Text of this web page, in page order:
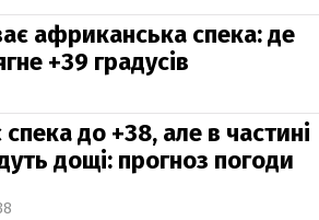
африканська спека: де
+39 градусів
до +38, але в частині
дощі: прогноз погоди